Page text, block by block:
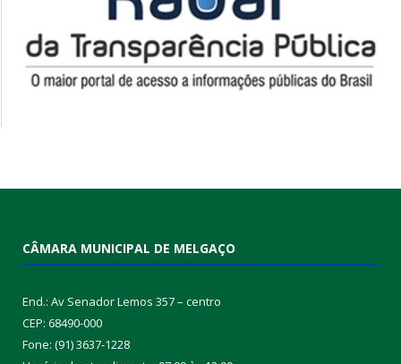
CÂMARA MUNICIPAL DE MELGAÇO
End.: Av Senador Lemos 357 – centro
CEP: 68490-000
Fone: (91) 3637-1228